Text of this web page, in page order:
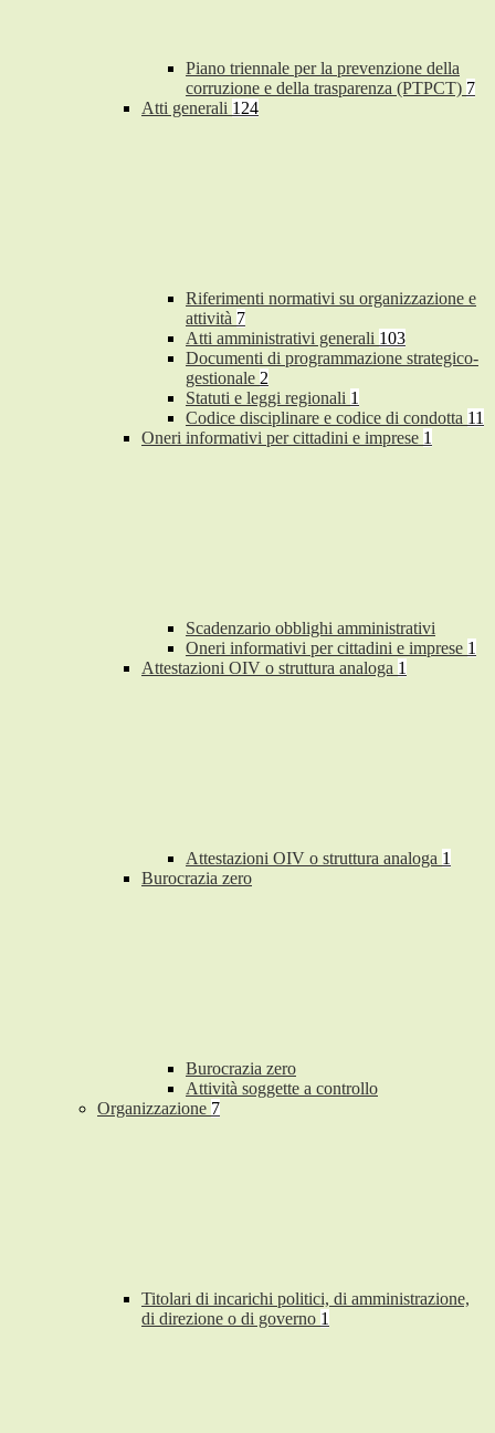
Piano triennale per la prevenzione della
corruzione e della trasparenza (PTPCT) 7
Atti generali 124
Riferimenti normativi su organizzazione e
attività 7
Atti amministrativi generali 103
Documenti di programmazione strategico-
gestionale 2
Statuti e leggi regionali 1
Codice disciplinare e codice di condotta 11
Oneri informativi per cittadini e imprese 1
Scadenzario obblighi amministrativi
Oneri informativi per cittadini e imprese 1
Attestazioni OIV o struttura analoga 1
Attestazioni OIV o struttura analoga 1
Burocrazia zero
Burocrazia zero
Attività soggette a controllo
Organizzazione 7
Titolari di incarichi politici, di amministrazione,
di direzione o di governo 1